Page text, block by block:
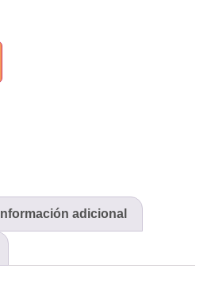
Información adicional